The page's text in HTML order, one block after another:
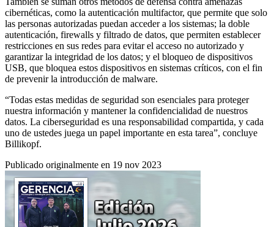
cibernéticas, como la autenticación multifactor, que permite que solo
las personas autorizadas puedan acceder a los sistemas; la doble
autenticación, firewalls y filtrado de datos, que permiten establecer
restricciones en sus redes para evitar el acceso no autorizado y
garantizar la integridad de los datos; y el bloqueo de dispositivos
USB, que bloquea estos dispositivos en sistemas críticos, con el fin
de prevenir la introducción de malware.
“Todas estas medidas de seguridad son esenciales para proteger
nuestra información y mantener la confidencialidad de nuestros
datos. La ciberseguridad es una responsabilidad compartida, y cada
uno de ustedes juega un papel importante en esta tarea”, concluye
Billikopf.
Publicado originalmente en 19 nov 2023